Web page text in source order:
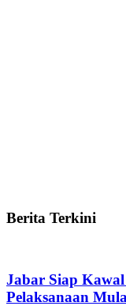
Berita Terkini
Jabar Siap
Pelaksanaan